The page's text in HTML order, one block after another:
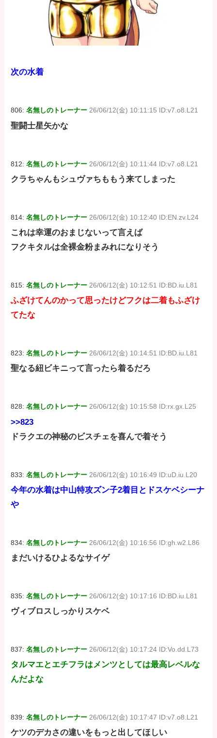
次の水着
806:名無しのトレーナー 26/06/12(金) 10:11:15 ID:v7.o8.L21
聖闘士星矢かな
812:名無しのトレーナー 26/06/12(金) 10:11:44 ID:v7.o8.L21
クラちゃんもシュヴァちももう来てしまった
814:名無しのトレーナー 26/06/12(金) 10:12:40 ID:EN.zv.L24
これは幸運のおまじないって言えば
フクキタルは全裸金粉まみれになりそう
815:名無しのトレーナー 26/06/12(金) 10:12:51 ID:BD.iu.L81
ふざけてんのかって思ったけどフクは二着もふざけ
てたな
823:名無しのトレーナー 26/06/12(金) 10:14:51 ID:BD.iu.L81
聖なる紐ビキニって言ったら着るだろ
828:名無しのトレーナー 26/06/12(金) 10:15:58 ID:rx.gx.L25
>>823
ドラクエの神秘のビスチェを喜んで着そう
833:名無しのトレーナー 26/06/12(金) 10:16:49 ID:uD.iu.L20
今年の水着は中山特攻ズン子2着目とドスケベシーナ
や
834:名無しのトレーナー 26/06/12(金) 10:16:56 ID:gh.w2.L86
まだいけるひよるなサイゲ
835:名無しのトレーナー 26/06/12(金) 10:17:16 ID:BD.iu.L81
ヴィブロスしっかりスケベ
837:名無しのトレーナー 26/06/12(金) 10:17:24 ID:Vo.dd.L73
タルマエとエチフラはメンツとしては最高レベルな
んだよな
839:名無しのトレーナー 26/06/12(金) 10:17:47 ID:v7.o8.L21
ケツのデカさの違いをもっと出してほしい